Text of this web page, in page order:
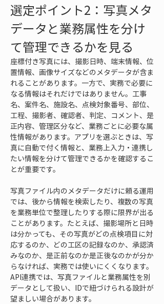
選定ポイント2：写真メタ
データと業務属性を分け
て管理できるかを見る
座標付き写真には、撮影日時、端末情報、位
置情報、画像サイズなどのメタデータが含ま
れることがあります。一方で、実務で必要に
なる情報はそれだけではありません。工事
名、案件名、施設名、点検対象番号、部位、
工程、撮影者、確認者、判定、コメント、是
正内容、管理区分など、業務ごとに必要な属
性情報があります。アプリを選ぶときは、写
真に自動で付く情報と、業務上入力・連携し
たい情報を分けて管理できるかを確認するこ
とが重要です。
写真ファイル内のメタデータだけに頼る運用
では、後から情報を検索したり、複数の写真
を業務単位で整理したりする際に限界が出る
ことがあります。たとえば、撮影場所と日時
は分かっても、その写真がどの点検項目に対
応するのか、どの工区の記録なのか、承認済
みなのか、是正前なのか是正後なのかが分か
らなければ、実務では使いにくくなります。
API連携では、写真ファイルと業務属性を別
データとして扱い、IDで紐づけられる設計が
望ましい場合があります。